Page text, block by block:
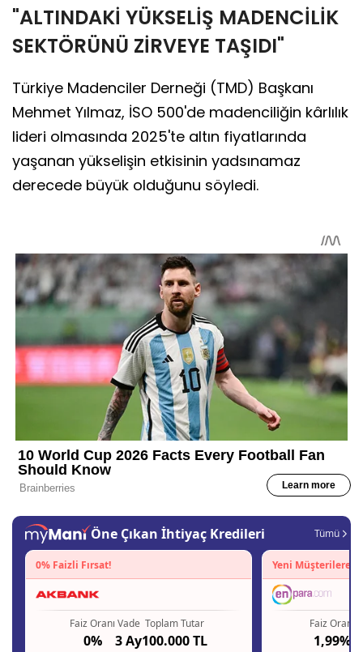
"ALTINDAKİ YÜKSELİŞ MADENCİLİK
SEKTÖRÜNÜ ZİRVEYE TAŞIDI"
Türkiye Madenciler Derneği (TMD) Başkanı
Mehmet Yılmaz, İSO 500'de madenciliğin kârlılık
lideri olmasında 2025'te altın fiyatlarında
yaşanan yükselişin etkisinin yadsınamaz
derecede büyük olduğunu söyledi.